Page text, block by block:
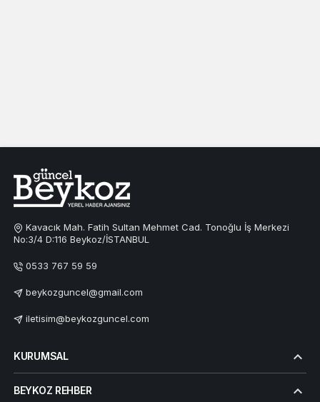
Kavacık Mah. Fatih Sultan Mehmet Cad. Tonoğlu İş Merkezi
No:3/4 D:116 Beykoz/İSTANBUL
0533 767 59 59
beykozguncel@gmail.com
iletisim@beykozguncel.com
KURUMSAL
BEYKOZ REHBER